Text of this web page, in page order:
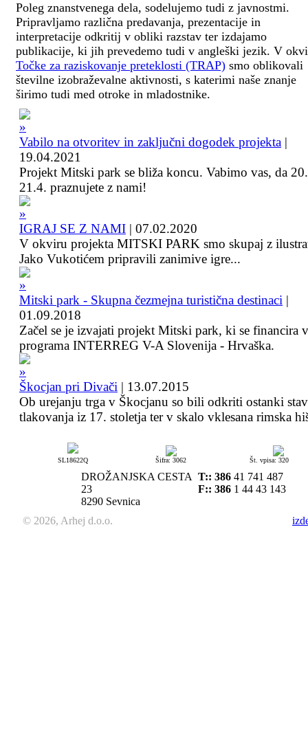
Poleg znanstvenega dela, sodelujemo tudi z javnostmi.
Pripravljamo različna predavanja, prezentacije in
interpretacije odkritij v obliki razstav ter izdajamo
publikacije, ki jih prevedemo tudi v angleški jezik. V
Točke za raziskovanje preteklosti (TRAP) smo oblikovali
številne izobraževalne aktivnosti, s katerimi naše znanje
širimo tudi med otroke in mladostnike.
Vabilo na otvoritev in zaključni dogodek projekta |
19.04.2021
Projekt Mitski park se bliža koncu. Vabimo vas, da
21.4. praznujete z nami!
IGRAJ SE Z NAMI | 07.02.2020
V okviru projekta MITSKI PARK smo skupaj z
Jako Vukotićem pripravili zanimive igre...
Mitski park - Skupna čezmejna turistična destinaci |
01.09.2018
Začel se je izvajati projekt Mitski park, ki se financira
programa INTERREG V-A Slovenija - Hrvaška.
Škocjan pri Divači | 13.07.2015
Ob urejanju trga v Škocjanu so bili odkriti ostanki
tlakovanja iz 17. stoletja ter v skalo vklesana rimska
SL18622Q Šifra: 3062 Št. vpisa: 320
DROŽANJSKA CESTA
23
8290 Sevnica
T:: 386 41 741 487
F:: 386 1 44 43 143
© 2026, Arhej d.o.o.